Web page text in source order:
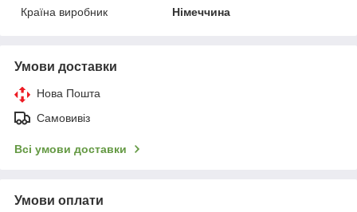
Країна виробник
Німеччина
Умови доставки
Нова Пошта
Самовивіз
Всі умови доставки
Умови оплати